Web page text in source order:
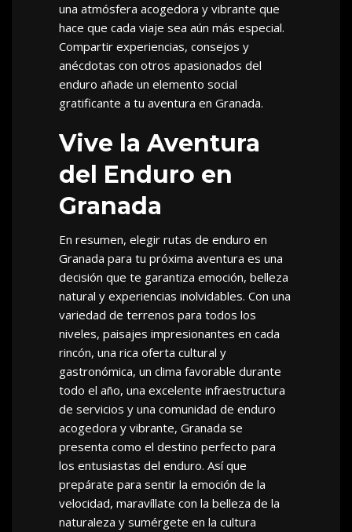
una atmósfera acogedora y vibrante que
hace que cada viaje sea aún más especial.
Compartir experiencias, consejos y
anécdotas con otros apasionados del
enduro añade un elemento social
gratificante a tu aventura en Granada.
Vive la Aventura
del Enduro en
Granada
En resumen, elegir rutas de enduro en
Granada para tu próxima aventura es una
decisión que te garantiza emoción, belleza
natural y experiencias inolvidables. Con una
variedad de terrenos para todos los
niveles, paisajes impresionantes en cada
rincón, una rica oferta cultural y
gastronómica, un clima favorable durante
todo el año, una excelente infraestructura
de servicios y una comunidad de enduro
acogedora y vibrante, Granada se
presenta como el destino perfecto para
los entusiastas del enduro. Así que
prepárate para sentir la emoción de la
velocidad, maravíllate con la belleza de la
naturaleza y sumérgete en la cultura